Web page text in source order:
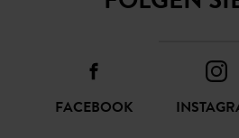
FACEBOOK